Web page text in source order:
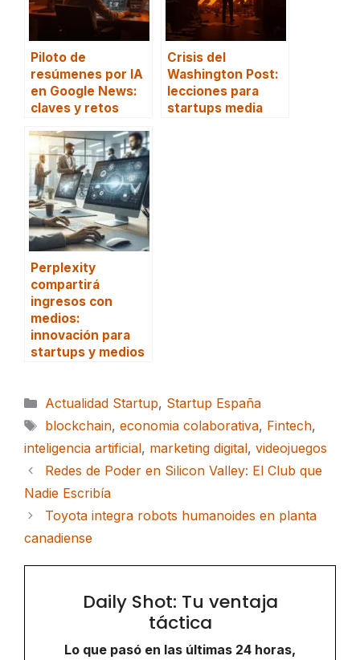
Piloto de
resúmenes por IA
en Google News:
claves y retos
Crisis del
Washington Post:
lecciones para
startups media
Perplexity
compartirá
ingresos con
medios:
innovación para
startups y medios
Categorías
Actualidad Startup, Startup España
Etiquetas
blockchain, economia colaborativa, Fintech,
inteligencia artificial, marketing digital, videojuegos
Redes de Poder en Silicon Valley: El Club que
Nadie Escribía
Toyota integra robots humanoides en planta
canadiense
Daily Shot: Tu ventaja
táctica
Lo que pasó en las últimas 24 horas,